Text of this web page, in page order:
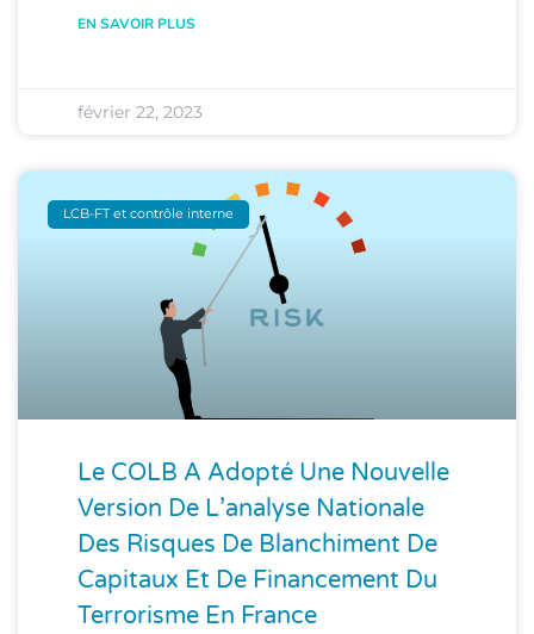
EN SAVOIR PLUS
février 22, 2023
LCB-FT et contrôle interne
Le COLB A Adopté Une Nouvelle
Version De L’analyse Nationale
Des Risques De Blanchiment De
Capitaux Et De Financement Du
Terrorisme En France